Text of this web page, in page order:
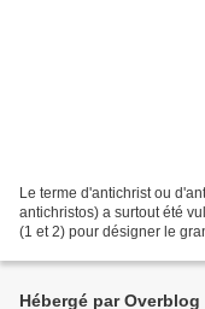
Le terme d'antichrist ou
antichristos) a surtout été
(1 et 2) pour désigner le
Hébergé par Overblog